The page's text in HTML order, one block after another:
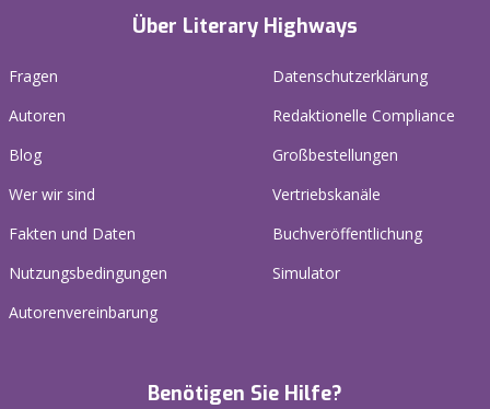
Über Literary Highways
Fragen
Autoren
Blog
Wer wir sind
Fakten und Daten
Nutzungsbedingungen
Autorenvereinbarung
Datenschutzerklärung
Redaktionelle Compliance
Großbestellungen
Vertriebskanäle
Buchveröffentlichung
Simulator
Benötigen Sie Hilfe?